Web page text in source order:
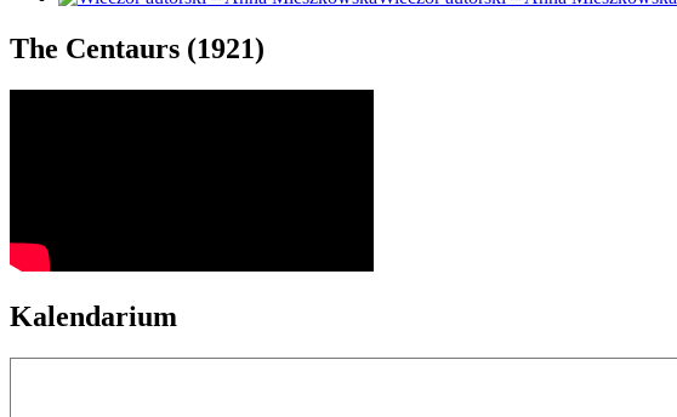
The Centaurs (1921)
Kalendarium